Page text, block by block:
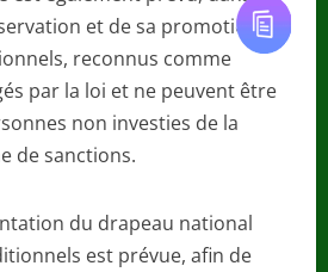
et de sa promotion.
reconnus comme
par la loi et ne peuvent être
non investies de la
de sanctions.
du drapeau national
est prévue, afin de